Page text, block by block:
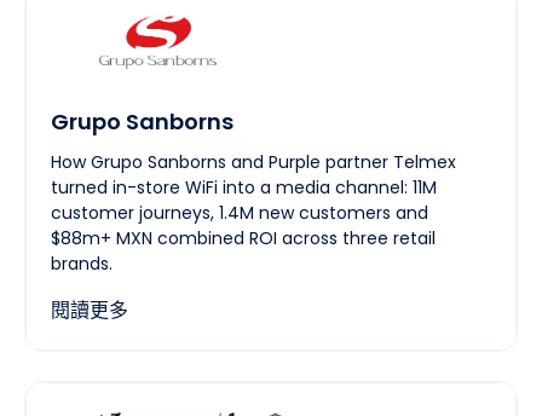
Grupo Sanborns
How Grupo Sanborns and Purple partner Telmex
turned in-store WiFi into a media channel: 11M
customer journeys, 1.4M new customers and
$88m+ MXN combined ROI across three retail
brands.
閱讀更多